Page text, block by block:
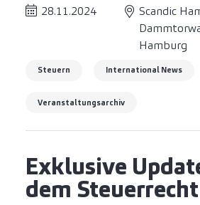
28.11.2024
Scandic
Hamburg
Steuern International News
Veranstaltungsarchiv
Exklusive
dem Steuerrecht